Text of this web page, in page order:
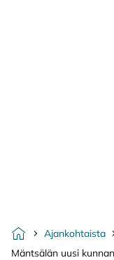
Etusivu
Ajankohtaista
Mäntsälän uusi